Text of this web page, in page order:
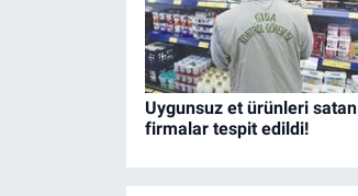
Uygunsuz et ürünleri satan
firmalar tespit edildi!